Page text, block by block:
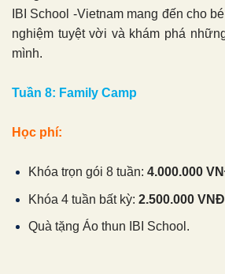
IBI School -Vietnam mang đến cho
nghiệm tuyệt vời và khám phá
mình.
Tuần 8: Family Camp
Học phí:
Khóa trọn gói 8 tuần: 4.000.000
Khóa 4 tuần bất kỳ: 2.500.000
Quà tặng Áo thun IBI School.